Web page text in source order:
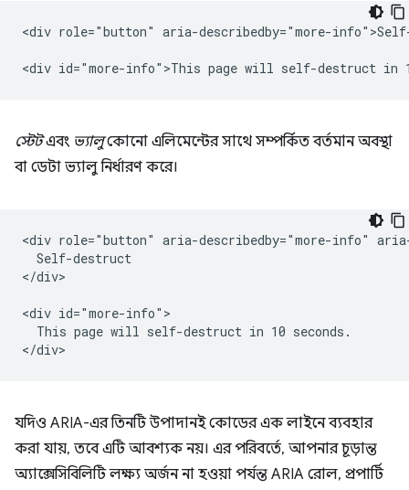
<div role="button" aria-describedby="more-
স্টেটএবং ভ্যালুকোনো এলিমেন্টের সাথে সম্পর্কিত বর্তমান অবস্থা
বা ডেটা ভ্যালু নির্ধারণ করে।
<div role="button" aria-describedby="more-info"
  Self-destruct
</div>
<div id="more-info">
  This page will self-destruct in 10 seconds.
যদিও ARIA-এর তিনটি উপাদানই কোডের এক লাইনে ব্যবহার
করা যায়, তবে এটি আবশ্যক নয়। এর পরিবর্তে, আপনার চূড়ান্ত
অ্যাক্সেসিবিলিটি লক্ষ্য অর্জন না হওয়া পর্যন্ত ARIA রোল, প্রপার্টি